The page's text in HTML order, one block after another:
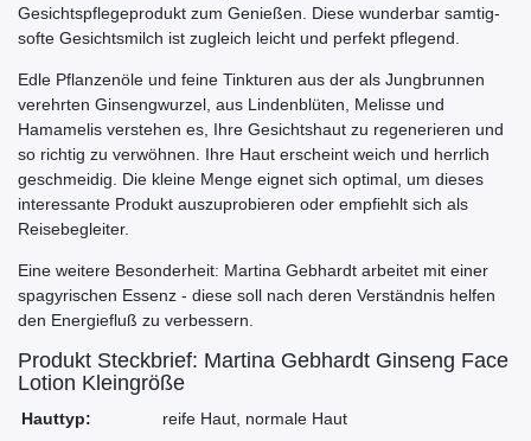
Gesichtspflegeprodukt zum Genießen. Diese wunderbar samtig-
softe Gesichtsmilch ist zugleich leicht und perfekt pflegend.
Edle Pflanzenöle und feine Tinkturen aus der als Jungbrunnen
verehrten Ginsengwurzel, aus Lindenblüten, Melisse und
Hamamelis verstehen es, Ihre Gesichtshaut zu regenerieren und
so richtig zu verwöhnen. Ihre Haut erscheint weich und herrlich
geschmeidig. Die kleine Menge eignet sich optimal, um dieses
interessante Produkt auszuprobieren oder empfiehlt sich als
Reisebegleiter.
Eine weitere Besonderheit: Martina Gebhardt arbeitet mit einer
spagyrischen Essenz - diese soll nach deren Verständnis helfen
den Energiefluß zu verbessern.
Produkt Steckbrief: Martina Gebhardt Ginseng Face
Lotion Kleingröße
Hauttyp: reife Haut, normale Haut